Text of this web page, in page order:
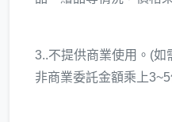
3..不提供商業使用。(如
非商業委託金額乘上